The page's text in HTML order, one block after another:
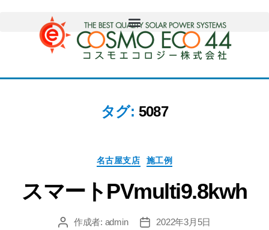
タグ: 5087
名古屋支店 施工例
スマートPVmulti9.8kwh
作成者: admin 2022年3月5日